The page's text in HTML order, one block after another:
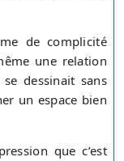
de complicité
une relation
dessinait sans
un espace bien
que c’est